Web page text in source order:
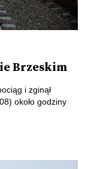
Brzeskim
i zginął
około godziny